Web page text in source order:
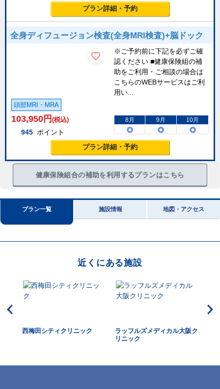
プラン詳細・予約
全身ディフュージョン検査(全身MRI検査)+脳ドック
※ご予約前に下記を必ずご確
認ください ■健康保険組の補
助をご利用・ご相談の場合は
こちらのWEBサービスはご利
用い...
頭部MRI・MRA
103,950 円 (税込)
945 ポイント
8月 9月 10月
プラン詳細・予約
健康保険組合の補助を利用するプランはこちら
プラン一覧 施設情報 地図・アクセス
近くにある施設
西梅田シティクリニック
ラッフルズメディカル大阪ク
リニック